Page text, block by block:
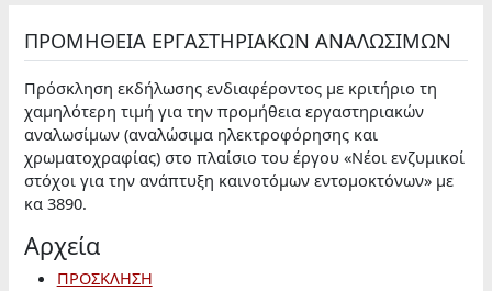
ΠΡΟΜΗΘΕΙΑ ΕΡΓΑΣΤΗΡΙΑΚΩΝ ΑΝΑΛΩΣΙΜΩΝ
Πρόσκληση εκδήλωσης ενδιαφέροντος με κριτήριο τη
χαμηλότερη τιμή για την προμήθεια εργαστηριακών
αναλωσίμων (αναλώσιμα ηλεκτροφόρησης και
χρωματοχραφίας) στο πλαίσιο του έργου «Νέοι ενζυμικοί
στόχοι για την ανάπτυξη καινοτόμων εντομοκτόνων» με
κα 3890.
Αρχεία
ΠΡΟΣΚΛΗΣΗ